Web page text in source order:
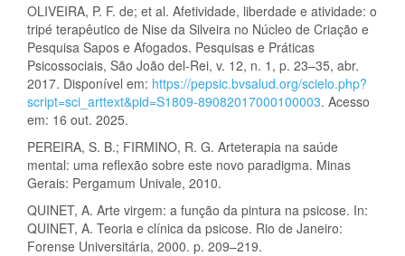
OLIVEIRA, P. F. de; et al. Afetividade, liberdade e atividade: o
tripé terapêutico de Nise da Silveira no Núcleo de Criação e
Pesquisa Sapos e Afogados. Pesquisas e Práticas
Psicossociais, São João del-Rei, v. 12, n. 1, p. 23–35, abr.
2017. Disponível em: https://pepsic.bvsalud.org/scielo.php?
script=sci_arttext&pid=S1809-89082017000100003. Acesso
em: 16 out. 2025.
PEREIRA, S. B.; FIRMINO, R. G. Arteterapia na saúde
mental: uma reflexão sobre este novo paradigma. Minas
Gerais: Pergamum Univale, 2010.
QUINET, A. Arte virgem: a função da pintura na psicose. In:
QUINET, A. Teoria e clínica da psicose. Rio de Janeiro:
Forense Universitária, 2000. p. 209–219.